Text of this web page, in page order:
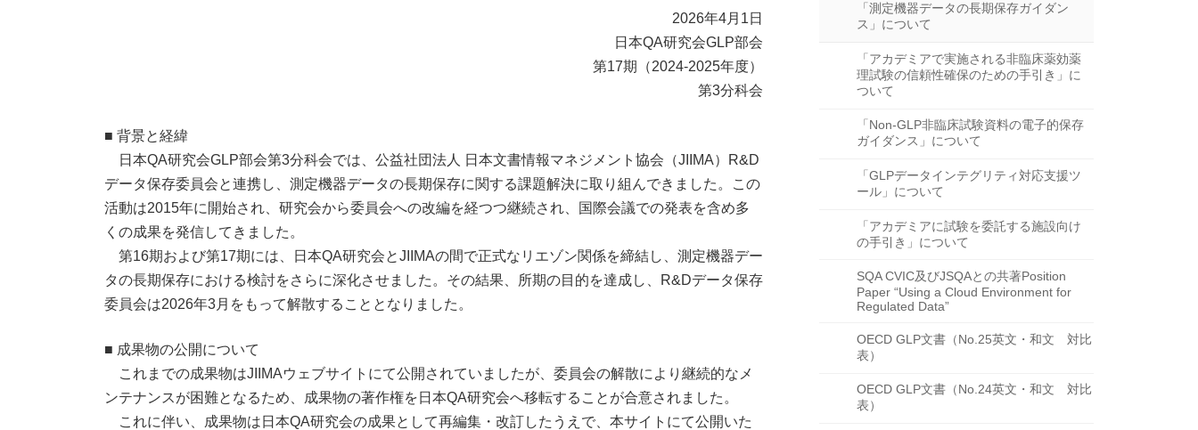
2026年4月1日
日本QA研究会GLP部会
第17期（2024-2025年度）
第3分科会
■ 背景と経緯
日本QA研究会GLP部会第3分科会では、公益社団法人 日本文書情報マネジメント協会（JIIMA）R&D
データ保存委員会と連携し、測定機器データの長期保存に関する課題解決に取り組んできました。この
活動は2015年に開始され、研究会から委員会への改編を経つつ継続され、国際会議での発表を含め多
くの成果を発信してきました。
第16期および第17期には、日本QA研究会とJIIMAの間で正式なリエゾン関係を締結し、測定機器デー
タの長期保存における検討をさらに深化させました。その結果、所期の目的を達成し、R&Dデータ保存
委員会は2026年3月をもって解散することとなりました。
■ 成果物の公開について
これまでの成果物はJIIMAウェブサイトにて公開されていましたが、委員会の解散により継続的なメ
ンテナンスが困難となるため、成果物の著作権を日本QA研究会へ移転することが合意されました。
これに伴い、成果物は日本QA研究会の成果として再編集・改訂したうえで、本サイトにて公開いた
「測定機器データの長期保存ガイダン
ス」について
「アカデミアで実施される非臨床薬効薬
理試験の信頼性確保のための手引き」に
ついて
「Non-GLP非臨床試験資料の電子的保存
ガイダンス」について
「GLPデータインテグリティ対応支援ツ
ール」について
「アカデミアに試験を委託する施設向け
の手引き」について
SQA CVIC及びJSQAとの共著Position
Paper “Using a Cloud Environment for
Regulated Data”
OECD GLP文書（No.25英文・和文 対比
表）
OECD GLP文書（No.24英文・和文 対比
表）